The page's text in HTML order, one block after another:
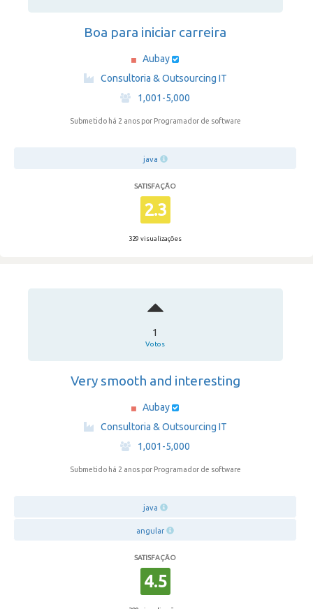
Boa para iniciar carreira
Aubay
·
Consultoria & Outsourcing IT
·
1,001-5,000
Submetido há 2 anos por Programador de software
java
SATISFAÇÃO
2.3
329 visualizações
1
Votos
Very smooth and interesting
Aubay
·
Consultoria & Outsourcing IT
·
1,001-5,000
Submetido há 2 anos por Programador de software
java
angular
SATISFAÇÃO
4.5